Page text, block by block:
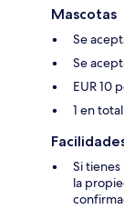
Mascotas
Se
Se
EUR 10
1 en total
Si
la